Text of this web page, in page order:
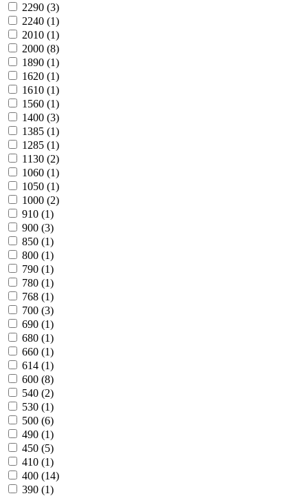
2290 (3)
2240 (1)
2010 (1)
2000 (8)
1890 (1)
1620 (1)
1610 (1)
1560 (1)
1400 (3)
1385 (1)
1285 (1)
1130 (2)
1060 (1)
1050 (1)
1000 (2)
910 (1)
900 (3)
850 (1)
800 (1)
790 (1)
780 (1)
768 (1)
700 (3)
690 (1)
680 (1)
660 (1)
614 (1)
600 (8)
540 (2)
530 (1)
500 (6)
490 (1)
450 (5)
410 (1)
400 (14)
390 (1)